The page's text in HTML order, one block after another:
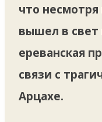
что несмотря
вышел в свет
ереванская
связи с
Арцахе.